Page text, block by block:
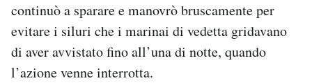
continuò a sparare e manovrò bruscamente per
evitare i siluri che i marinai di vedetta gridavano
di aver avvistato fino all’una di notte, quando
l’azione venne interrotta.